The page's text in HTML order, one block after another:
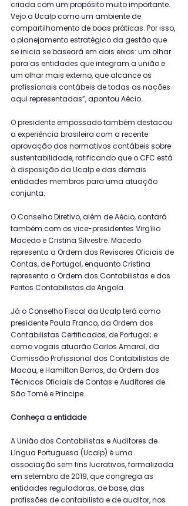
criada com um propósito muito importante.
Vejo a Ucalp como um ambiente de
compartilhamento de boas práticas. Por isso,
o planejamento estratégico da gestão que
se inicia se baseará em dois eixos: um olhar
para as entidades que integram a união e
um olhar mais externo, que alcance os
profissionais contábeis de todas as nações
aqui representadas”, apontou Aécio.
O presidente empossado também destacou
a experiência brasileira com a recente
aprovação dos normativos contábeis sobre
sustentabilidade, ratificando que o CFC está
à disposição da Ucalp e das demais
entidades membros para uma atuação
conjunta.
O Conselho Diretivo, além de Aécio, contará
também com os vice-presidentes Virgílio
Macedo e Cristina Silvestre. Macedo
representa a Ordem dos Revisores Oficiais de
Contas, de Portugal, enquanto Cristina
representa a Ordem dos Contabilistas e dos
Peritos Contabilistas de Angola.
Já o Conselho Fiscal da Ucalp terá como
presidente Paula Franco, da Ordem dos
Contabilistas Certificados, de Portugal; e
como vogais atuarão Carlos Amaral, da
Comissão Profissional dos Contabilistas de
Macau, e Hamilton Barros, da Ordem dos
Técnicos Oficiais de Contas e Auditores de
São Tomé e Príncipe.
Conheça a entidade
A União dos Contabilistas e Auditores de
Língua Portuguesa (Ucalp) é uma
associação sem fins lucrativos, formalizada
em setembro de 2019, que congrega as
entidades reguladoras, de base, das
profissões de contabilista e de auditor, nos